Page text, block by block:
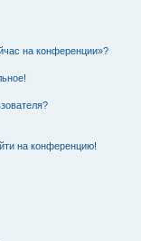
на конференции»?
на конференцию!